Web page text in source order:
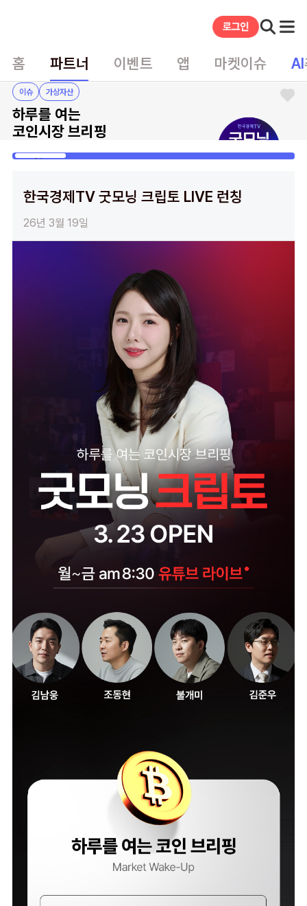
홈 파트너 이벤트 앱 마켓이슈 AI
이슈 가상자산
하루를 여는
코인시장 브리핑
한국경제TV 굿모닝 크립토 LIVE 런칭
26년 3월 19일